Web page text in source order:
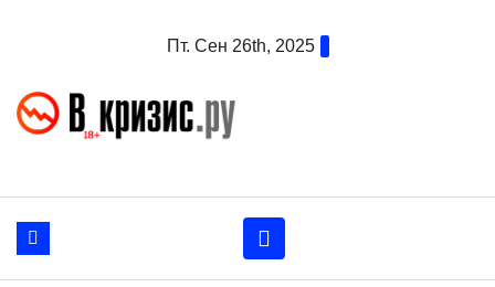
Пт. Сен 26th, 2025